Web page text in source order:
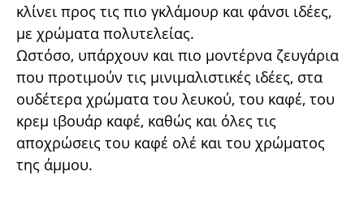
κλίνει προς τις πιο γκλάμουρ και φάνσι ιδέες,
με χρώματα πολυτελείας.
Ωστόσο, υπάρχουν και πιο μοντέρνα ζευγάρια
που προτιμούν τις μινιμαλιστικές ιδέες, στα
ουδέτερα χρώματα του λευκού, του καφέ, του
κρεμ ιβουάρ καφέ, καθώς και όλες τις
αποχρώσεις του καφέ ολέ και του χρώματος
της άμμου.